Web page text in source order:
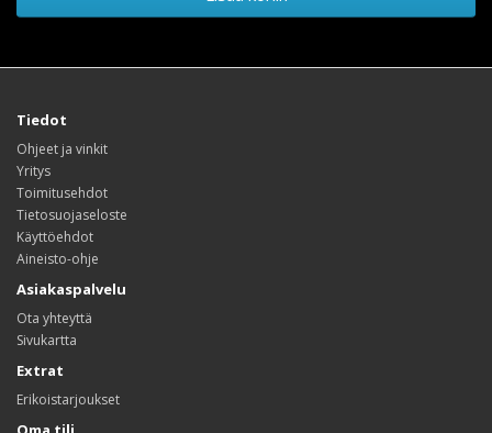
Tiedot
Ohjeet ja vinkit
Yritys
Toimitusehdot
Tietosuojaseloste
Käyttöehdot
Aineisto-ohje
Asiakaspalvelu
Ota yhteyttä
Sivukartta
Extrat
Erikoistarjoukset